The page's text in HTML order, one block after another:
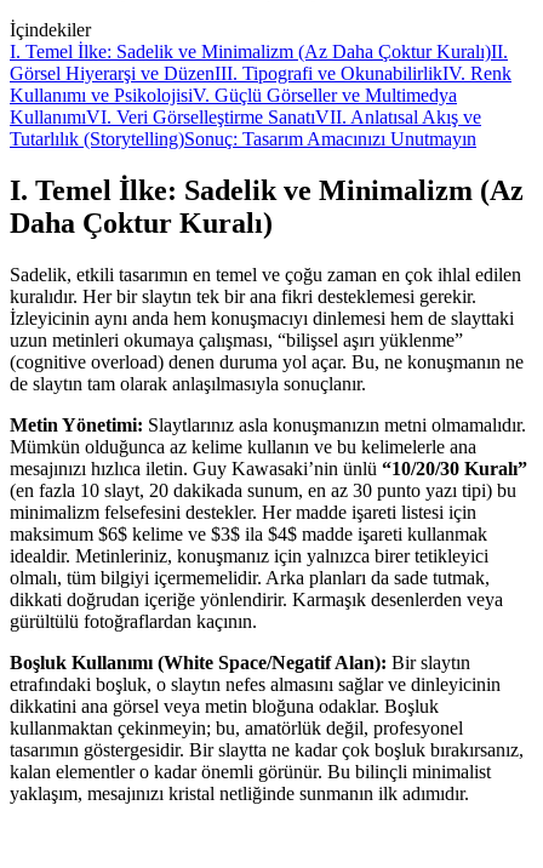
İçindekiler
I. Temel İlke: Sadelik ve Minimalizm (Az Daha Çoktur Kuralı)II.
Görsel Hiyerarşi ve DüzenIII. Tipografi ve OkunabilirlikIV. Renk
Kullanımı ve PsikolojisiV. Güçlü Görseller ve Multimedya
KullanımıVI. Veri Görselleştirme SanatıVII. Anlatısal Akış ve
Tutarlılık (Storytelling)Sonuç: Tasarım Amacınızı Unutmayın
I. Temel İlke: Sadelik ve Minimalizm (Az
Daha Çoktur Kuralı)
Sadelik, etkili tasarımın en temel ve çoğu zaman en çok ihlal edilen
kuralıdır. Her bir slaytın tek bir ana fikri desteklemesi gerekir.
İzleyicinin aynı anda hem konuşmacıyı dinlemesi hem de slayttaki
uzun metinleri okumaya çalışması, “bilişsel aşırı yüklenme”
(cognitive overload) denen duruma yol açar. Bu, ne konuşmanın ne
de slaytın tam olarak anlaşılmasıyla sonuçlanır.
Metin Yönetimi: Slaytlarınız asla konuşmanızın metni olmamalıdır.
Mümkün olduğunca az kelime kullanın ve bu kelimelerle ana
mesajınızı hızlıca iletin. Guy Kawasaki’nin ünlü “10/20/30 Kuralı”
(en fazla 10 slayt, 20 dakikada sunum, en az 30 punto yazı tipi) bu
minimalizm felsefesini destekler. Her madde işareti listesi için
maksimum $6$ kelime ve $3$ ila $4$ madde işareti kullanmak
idealdir. Metinleriniz, konuşmanız için yalnızca birer tetikleyici
olmalı, tüm bilgiyi içermemelidir. Arka planları da sade tutmak,
dikkati doğrudan içeriğe yönlendirir. Karmaşık desenlerden veya
gürültülü fotoğraflardan kaçının.
Boşluk Kullanımı (White Space/Negatif Alan): Bir slaytın
etrafındaki boşluk, o slaytın nefes almasını sağlar ve dinleyicinin
dikkatini ana görsel veya metin bloğuna odaklar. Boşluk
kullanmaktan çekinmeyin; bu, amatörlük değil, profesyonel
tasarımın göstergesidir. Bir slaytta ne kadar çok boşluk bırakırsanız,
kalan elementler o kadar önemli görünür. Bu bilinçli minimalist
yaklaşım, mesajınızı kristal netliğinde sunmanın ilk adımıdır.